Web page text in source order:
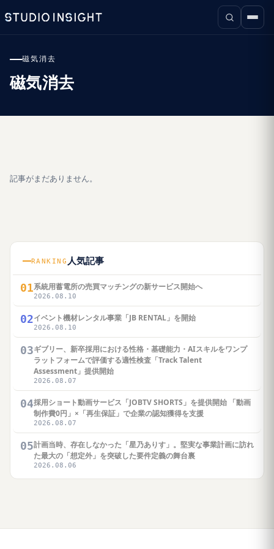
磁気消去
磁気消去
記事がまだありません。
RANKING 人気記事
01系統用蓄電所の売買マッチングの新サービス開始へ
2026.08.10
02イベント機材レンタル事業「JB RENTAL」を開始
2026.08.10
03ギブリー、新卒採用における性格・基礎能力・AIスキルをワンプ
ラットフォームで評価する適性検査「Track Talent
Assessment」提供開始
2026.08.07
04採用ショート動画サービス「JOBTV SHORTS」を提供開始 「動画
制作費0円」×「再生保証」で企業の認知獲得を支援
2026.08.07
05計画当時、存在しなかった「星乃ありす」。堅実な事業計画に訪れ
た最大の「想定外」を突破した要件定義の舞台裏
2026.08.06